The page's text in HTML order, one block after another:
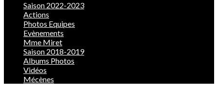
Saison 2022-2023
Actions
Photos Equipes
Evènements
Mme Miret
Saison 2018-2019
Albums Photos
Vidéos
Mécènes